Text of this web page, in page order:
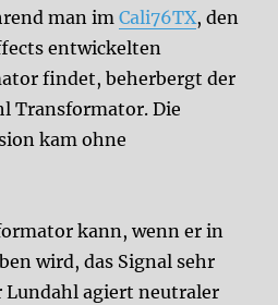
man imCali76TX, den
entwickelten
findet, beherbergt der
Transformator. Die
kam ohne
kann, wenn er in
wird, das Signal sehr
Lundahl agiert neutraler